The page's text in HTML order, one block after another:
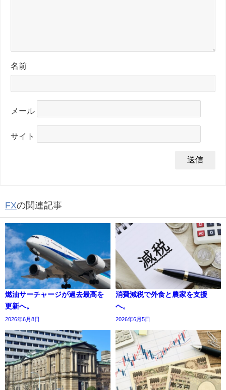
名前
メール
サイト
FXの関連記事
燃油サーチャージが過去最高を
更新へ。
2026年6月8日
消費減税で外食と農家を支援
へ。
2026年6月5日